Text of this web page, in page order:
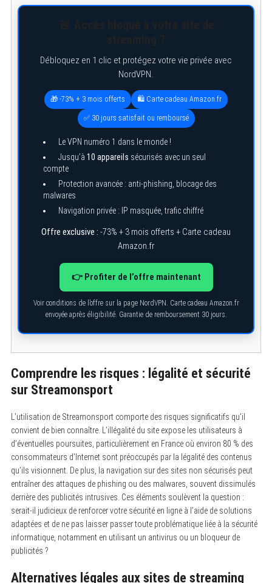
Débloquez en 1 clic et protégez votre vie privée avec
NordVPN.
🎁 -73% + 3 mois offerts 🛍️ Carte cadeau Amazon.fr
✅ 30 jours satisfait ou remboursé
Le VPN numéro 1 dans le monde !
Jusqu’à 10 appareils sécurisés avec un seul
compte
Protection avancée : anti-phishing, blocage des
malwares
Navigation privée : IP masquée, trafic chiffré
Offre exclusive : -73% + 3 mois offerts + Carte cadeau
Amazon.fr
👉 Profiter de l’offre maintenant
Voir conditions de l’offre sur la page NordVPN. Carte cadeau Amazon.fr
envoyée après éligibilité. Garantie de remboursement 30 jours.
Comprendre les risques : légalité et sécurité
sur Streamonsport
L’utilisation de Streamonsport comporte des risques significatifs qu’il
convient de bien connaître. L’illégalité du site expose les utilisateurs à
d’éventuelles poursuites, particulièrement en France où environ 80 % des
consommateurs d’Internet sont préoccupés par la légalité des contenus
qu’ils visionnent. De plus, la navigation sur des sites non sécurisés peut
entraîner des attaques de phishing ou des malwares, souvent dissimulés
derrière des publicités intrusives. Ces éléments soulèvent la question :
serait-il judicieux de renforcer votre sécurité en ligne à l’aide de solutions
adaptées et de ne pas laisser passer toute problématique liée à la sécurité
informatique, notamment en utilisant un antivirus ou un bloqueur de
publicités ?
Alternatives légales aux sites de streaming